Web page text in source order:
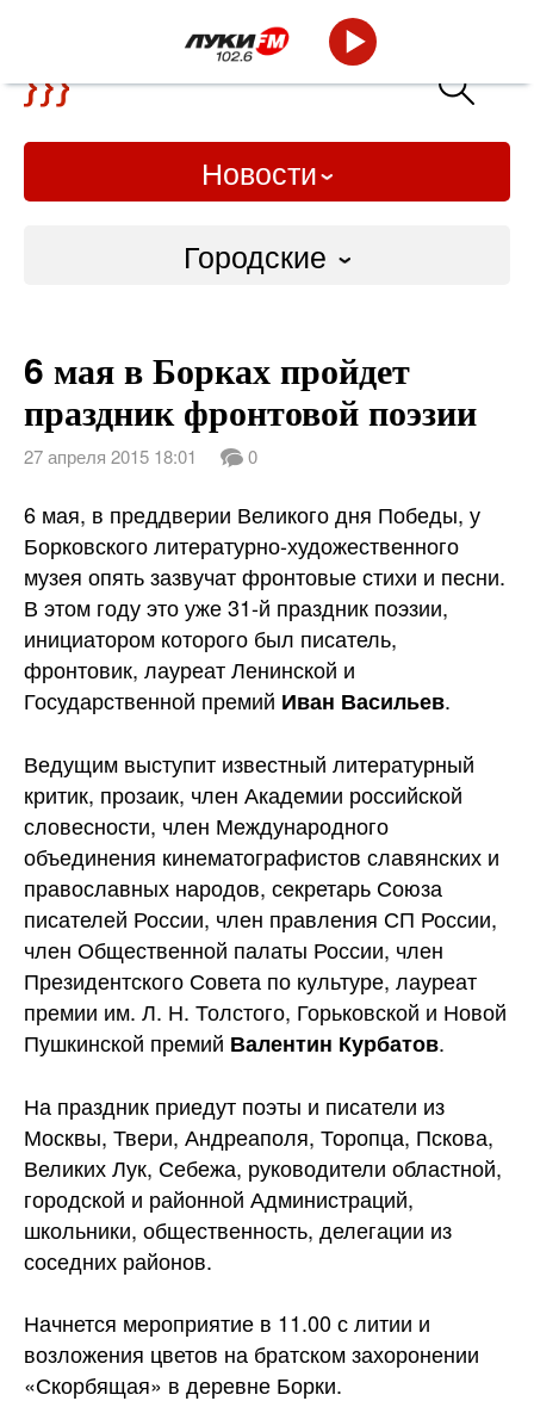
Новости
Городские
Слово Дело
Народные
6 мая в Борках пройдет
праздник фронтовой поэзии
27 апреля 2015 18:01 0
6 мая, в преддверии Великого дня Победы, у
Борковского литературно-художественного
музея опять зазвучат фронтовые стихи и песни.
В этом году это уже 31-й праздник поэзии,
инициатором которого был писатель,
фронтовик, лауреат Ленинской и
Государственной премий Иван Васильев.
Ведущим выступит известный литературный
критик, прозаик, член Академии российской
словесности, член Международного
объединения кинематографистов славянских и
православных народов, секретарь Союза
писателей России, член правления СП России,
член Общественной палаты России, член
Президентского Совета по культуре, лауреат
премии им. Л. Н. Толстого, Горьковской и Новой
Пушкинской премий Валентин Курбатов.
На праздник приедут поэты и писатели из
Москвы, Твери, Андреаполя, Торопца, Пскова,
Великих Лук, Себежа, руководители областной,
городской и районной Администраций,
школьники, общественность, делегации из
соседних районов.
Начнется мероприятие в 11.00 с литии и
возложения цветов на братском захоронении
«Скорбящая» в деревне Борки.